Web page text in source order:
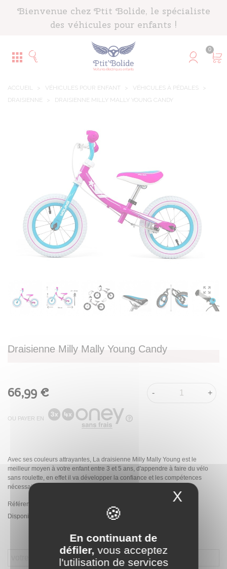
Bienvenue chez Ptit Bolide, le spécialiste
des véhicules pour enfants !
0
ACCUEIL > VÉHICULES POUR ENFANT > VÉHICULES À PÉDALES
>
DRAISIENNE
> DRAISIENNE MILLY MALLY YOUNG CANDY
Draisienne Milly Mally Young Candy
66,99 €
OU PAYER EN
- +
Avec ses couleurs attrayantes, La draisienne Milly Mally Young est le
meilleur moyen à votre enfant entre 3 et 5 ans, d'appendre à faire du vélo
sans roulette, en effet il va développer la confiance et les compétences
nécessaires pour maîtriser l'art du cyclisme.
Référence:
Disponibilité :
Rupture de stock temporaire
En continuant de
défiler, vous acceptez
l'utilisation de services
X